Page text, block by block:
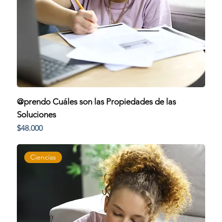
@prendo Cuáles son las Propiedades de las
Soluciones
Precio
$48.000
Ciencias